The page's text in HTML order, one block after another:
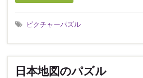
ピクチャーパズル
日本地図のパズル